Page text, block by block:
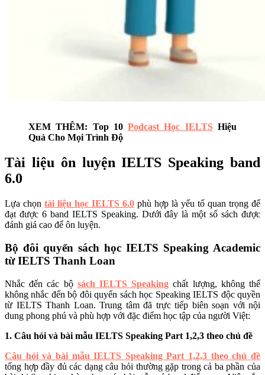
XEM THÊM: Top 10Podcast Học IELTSHiệu
Quả Cho Mọi Trình Độ
Tài liệu ôn luyện IELTS Speaking band
6.0
Lựa chọn tài liệu học IELTS 6.0 phù hợp là yếu tố quan trọng để
đạt được 6 band IELTS Speaking. Dưới đây là một số sách được
đánh giá cao để ôn luyện.
Bộ đôi quyển sách học IELTS Speaking Academic
từ IELTS Thanh Loan
Nhắc đến các bộ sách IELTS Speaking chất lượng, không thể
không nhắc đến bộ đôi quyển sách học Speaking IELTS độc quyền
từ IELTS Thanh Loan. Trung tâm đã trực tiếp biên soạn với nội
dung phong phú và phù hợp với đặc điểm học tập của người Việt:
1. Câu hỏi và bài mẫu IELTS Speaking Part 1,2,3 theo chủ đề
Câu hỏi và bài mẫu IELTS Speaking Part 1,2,3 theo chủ đề
tổng hợp đầy đủ các dạng câu hỏi thường gặp trong cả ba phần của